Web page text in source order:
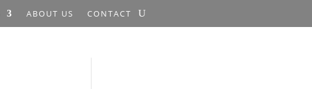
ABOUT US CONTACT